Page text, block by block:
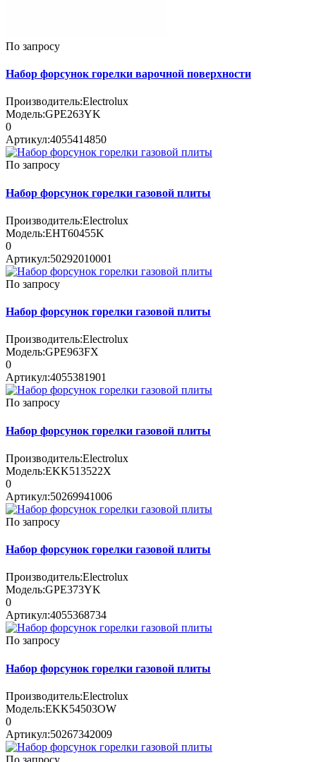
По запросу
Набор форсунок горелки варочной поверхности
Производитель:Electrolux
Модель:GPE263YK
0
Артикул:4055414850
По запросу
Набор форсунок горелки газовой плиты
Производитель:Electrolux
Модель:EHT60455K
0
Артикул:50292010001
По запросу
Набор форсунок горелки газовой плиты
Производитель:Electrolux
Модель:GPE963FX
0
Артикул:4055381901
По запросу
Набор форсунок горелки газовой плиты
Производитель:Electrolux
Модель:EKK513522X
0
Артикул:50269941006
По запросу
Набор форсунок горелки газовой плиты
Производитель:Electrolux
Модель:GPE373YK
0
Артикул:4055368734
По запросу
Набор форсунок горелки газовой плиты
Производитель:Electrolux
Модель:EKK54503OW
0
Артикул:50267342009
По запросу